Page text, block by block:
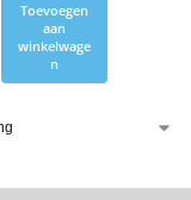
Toevoegen
aan
winkelwage
n